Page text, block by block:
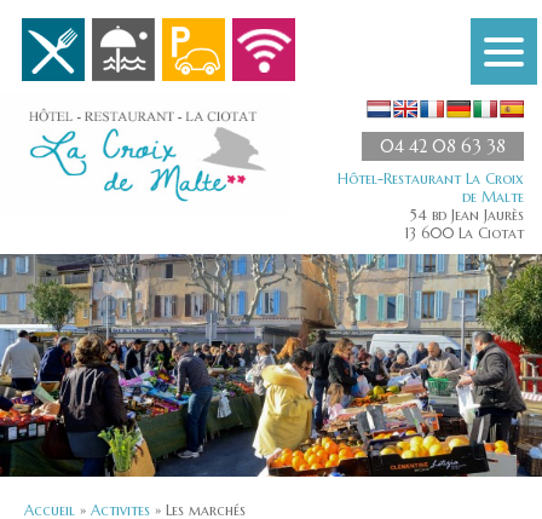
04 42 08 63 38
Hôtel-Restaurant La Croix
de Malte
54 bd Jean Jaurès
13 600 La Ciotat
Accueil » Activites » Les marchés